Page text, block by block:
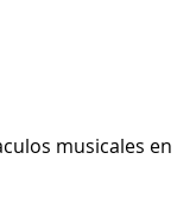
musicales en